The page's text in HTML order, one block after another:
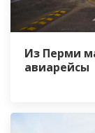
Из Перми
авиарейсы